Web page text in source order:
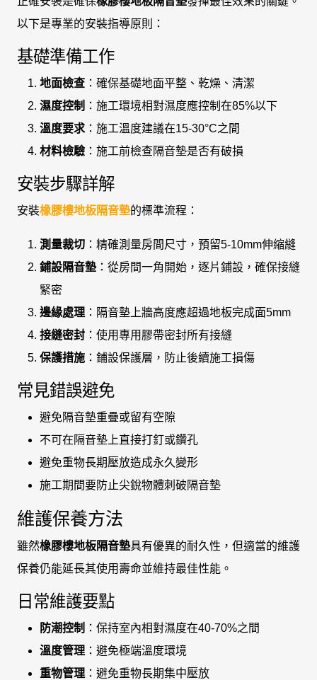
以下是專業的安裝指導原則：
基礎準備工作
地面檢查 ：確保基礎地面平整、乾燥、清潔
濕度控制 ：施工環境相對濕度應控制在85%以下
溫度要求 ：施工溫度建議在15-30°C之間
材料檢驗 ：施工前檢查隔音墊是否有破損
安裝步驟詳解
安裝橡膠樓地板隔音墊的標準流程：
測量裁切 ：精確測量房間尺寸，預留5-10mm伸縮縫
鋪設隔音墊：從房間一角開始，逐片鋪設，確保接縫
緊密
邊緣處理 ：隔音墊上牆高度應超過地板完成面5mm
接縫密封 ：使用專用膠帶密封所有接縫
保護措施 ：鋪設保護層，防止後續施工損傷
常見錯誤避免
避免隔音墊重疊或留有空隙
不可在隔音墊上直接打釘或鑽孔
避免重物長期壓放造成永久變形
施工期間要防止尖銳物體刺破隔音墊
維護保養方法
雖然橡膠樓地板隔音墊具有優異的耐久性，但適當的維護
保養仍能延長其使用壽命並維持最佳性能。
日常維護要點
防潮控制 ：保持室內相對濕度在40-70%之間
溫度管理 ：避免極端溫度環境
重物管理 ：避免重物長期集中壓放